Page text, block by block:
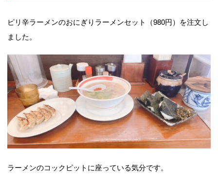
ピリ辛ラーメンのおにぎりラーメンセット（980円）を注文し
ました。
ラーメンのコックピットに座っている気分です。